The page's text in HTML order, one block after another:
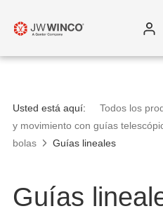
Usted está aquí: Todos los
y movimiento con guías
bolas
Guías lineales
Guías